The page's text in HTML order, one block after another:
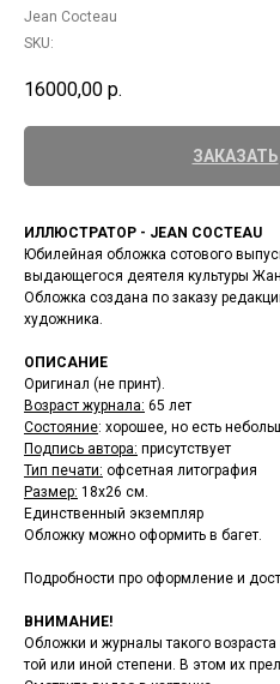
Jean Cocteau
SKU:
16000,00 р.
ЗАКАЗАТЬ
ИЛЛЮСТРАТОР - JEAN COCTEAU
Юбилейная обложка сотового
выдающегося деятеля культуры
Обложка создана по заказу
художника.
ОПИСАНИЕ
Оригинал (не принт).
Возраст журнала: 65 лет
Состояние: хорошее, но есть
Подпись автора: присутствует
Тип печати: офсетная литография
Размер: 18х26 см.
Единственный экземпляр
Обложку можно оформить в багет.
Подробности про оформление и
ВНИМАНИЕ!
Обложки и журналы такого
той или иной степени. В этом их